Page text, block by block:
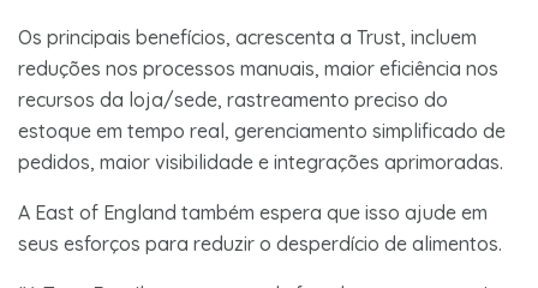
Os principais benefícios, acrescenta a Trust, incluem
reduções nos processos manuais, maior eficiência nos
recursos da loja/sede, rastreamento preciso do
estoque em tempo real, gerenciamento simplificado de
pedidos, maior visibilidade e integrações aprimoradas.
A East of England também espera que isso ajude em
seus esforços para reduzir o desperdício de alimentos.